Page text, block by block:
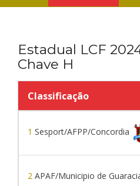
Estadual LCF
Chave H
Classificação
1 Sesport/AFPP/Concordia
2 APAF/Municipio de